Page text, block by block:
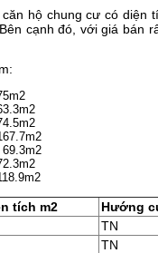
hộ chung cư có
cạnh đó, với giá bán
tích m2 Hướng
TN
TN